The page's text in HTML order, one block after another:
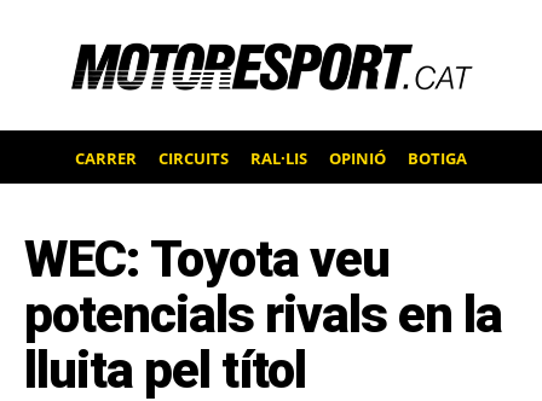
CARRER CIRCUITS RAL·LIS OPINIÓ BOTIGA
WEC: Toyota veu
potencials rivals en la
lluita pel títol